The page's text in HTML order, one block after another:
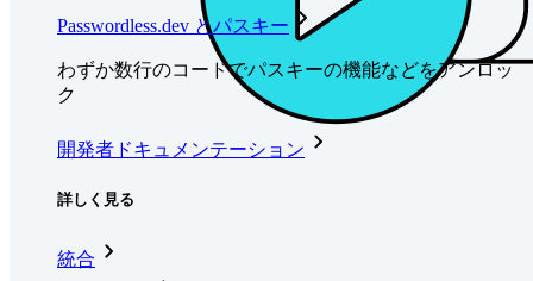
Passwordless.dev とパスキー
わずか数行のコードでパスキーの機能などをアンロッ
ク
開発者ドキュメンテーション
詳しく見る
統合